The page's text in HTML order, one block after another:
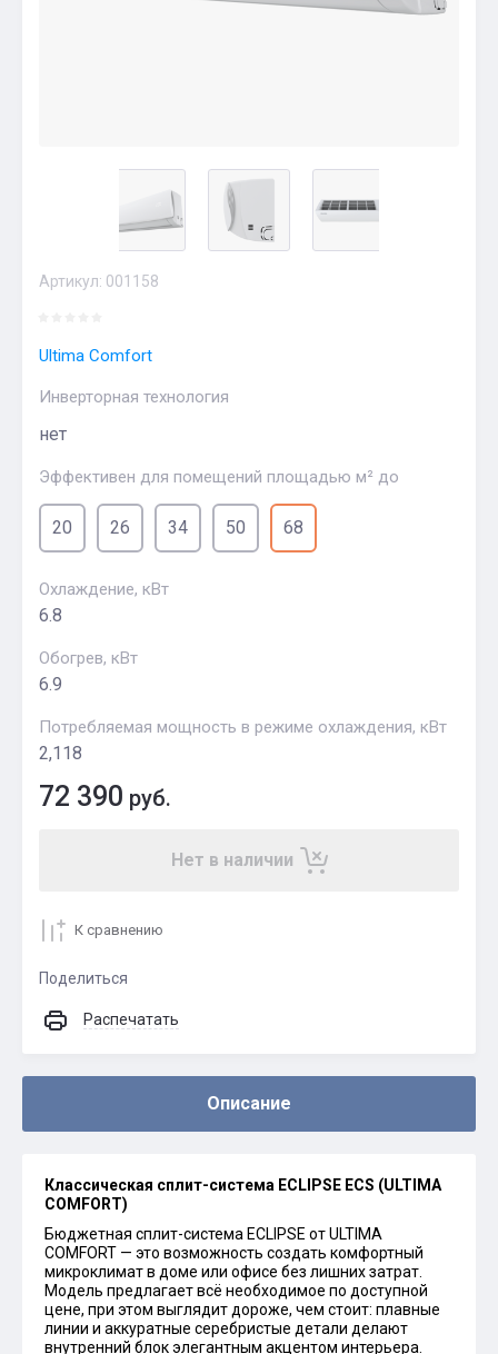
Артикул: 001158
Ultima Comfort
Инверторная технология
нет
Эффективен для помещений площадью м² до
20 26 34 50 68
Охлаждение, кВт
6.8
Обогрев, кВт
6.9
Потребляемая мощность в режиме охлаждения, кВт
2,118
72 390 руб.
Нет в наличии
К сравнению
Поделиться
Распечатать
Описание
Классическая сплит-система ECLIPSE ECS (ULTIMA
COMFORT)
Бюджетная сплит-система ECLIPSE от ULTIMA
COMFORT — это возможность создать комфортный
микроклимат в доме или офисе без лишних затрат.
Модель предлагает всё необходимое по доступной
цене, при этом выглядит дороже, чем стоит: плавные
линии и аккуратные серебристые детали делают
внутренний блок элегантным акцентом интерьера.